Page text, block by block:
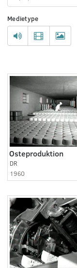
Medietype
Osteproduktion
DR
1960